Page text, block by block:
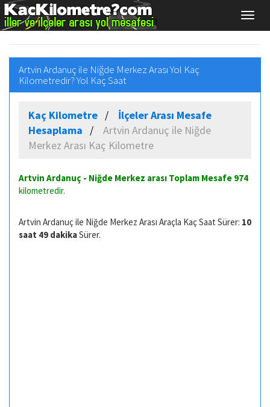
Artvin Ardanuç ile Niğde Merkez Arası Yol Kaç
Kilometredir? Yol Kaç Saat
Kaç Kilometre
İlçeler Arası Mesafe
Hesaplama
Artvin Ardanuç ile Niğde
Merkez Arası Kaç Kilometre
Artvin Ardanuç - Niğde Merkez arası Toplam Mesafe 974
kilometredir.
Artvin Ardanuç ile Niğde Merkez Arası Araçla Kaç Saat Sürer: 10
saat 49 dakikaSürer.